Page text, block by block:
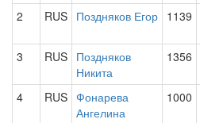
2 RUS Поздняков Егор 1139
3 RUS Поздняков
Никита
1356
4 RUS Фонарева
Ангелина
1000